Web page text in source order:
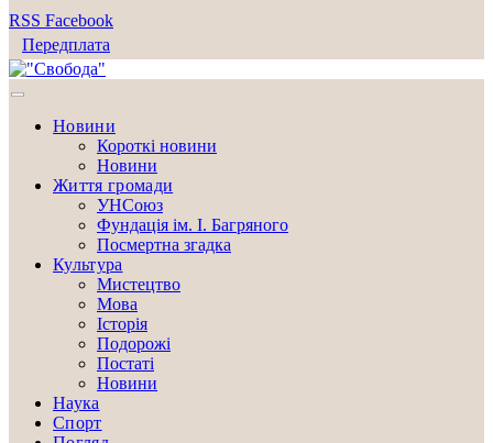
RSS Facebook
Передплата
Новини
Короткі новини
Новини
Життя громади
УНСоюз
Фундація ім. І. Багряного
Посмертна згадка
Культура
Мистецтво
Мова
Історія
Подорожі
Постаті
Новини
Наука
Спорт